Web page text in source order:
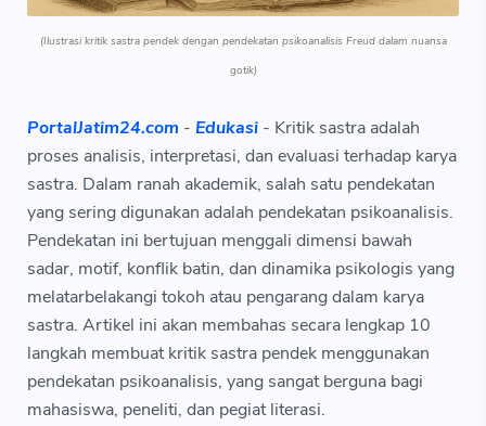
(Ilustrasi kritik sastra pendek dengan pendekatan psikoanalisis Freud dalam nuansa
gotik)
PortalJatim24.com - Edukasi - Kritik sastra adalah
proses analisis, interpretasi, dan evaluasi terhadap karya
sastra. Dalam ranah akademik, salah satu pendekatan
yang sering digunakan adalah pendekatan psikoanalisis.
Pendekatan ini bertujuan menggali dimensi bawah
sadar, motif, konflik batin, dan dinamika psikologis yang
melatarbelakangi tokoh atau pengarang dalam karya
sastra. Artikel ini akan membahas secara lengkap 10
langkah membuat kritik sastra pendek menggunakan
pendekatan psikoanalisis, yang sangat berguna bagi
mahasiswa, peneliti, dan pegiat literasi.